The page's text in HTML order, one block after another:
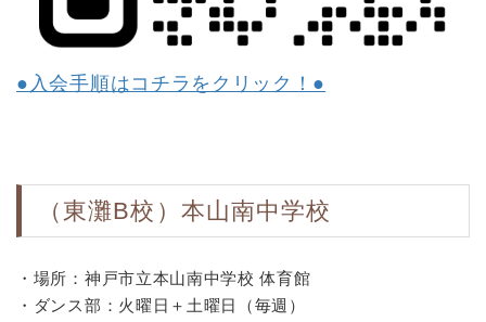
●入会手順はコチラをクリック！●
（東灘B校）本山南中学校
・場所：神戸市立本山南中学校 体育館
・ダンス部：火曜日＋土曜日（毎週）